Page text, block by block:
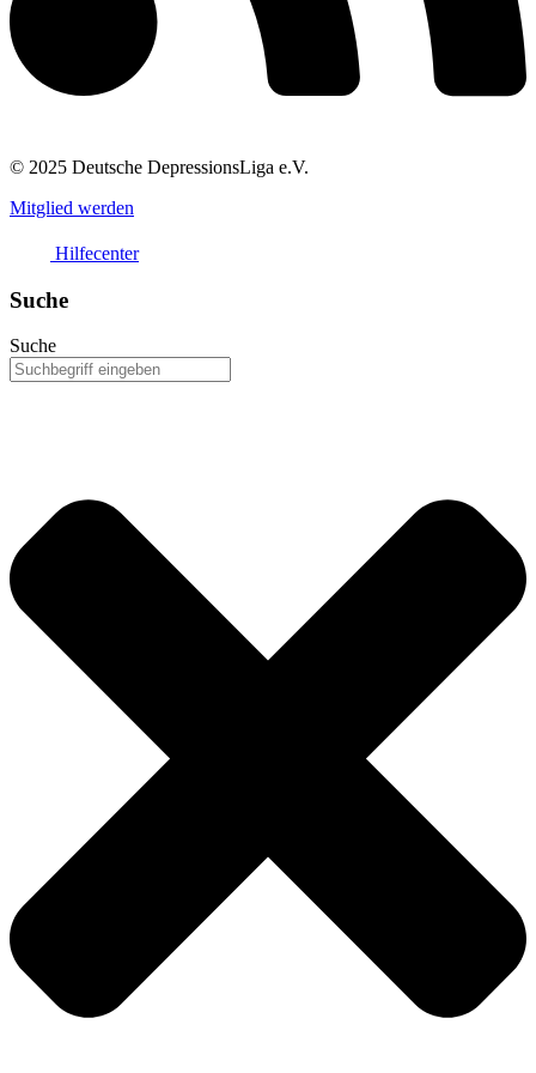
© 2025 Deutsche DepressionsLiga e.V.
Mitglied werden
Hilfecenter
Suche
Suche